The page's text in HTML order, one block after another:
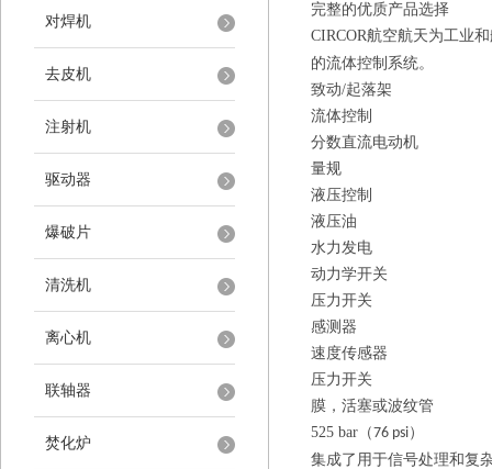
对焊机
去皮机
注射机
驱动器
爆破片
清洗机
离心机
联轴器
焚化炉
完整的优质产品选择
CIRCOR航空航天为工业
的流体控制系统。
致动/起落架
流体控制
分数直流电动机
量规
液压控制
液压油
水力发电
动力学开关
压力开关
感测器
速度传感器
压力开关
膜，活塞或波纹管
525 bar （76 psi）
集成了用于信号处理和复